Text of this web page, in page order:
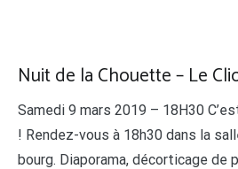
Nuit de la Chouette – Le
Samedi 9 mars 2019 – 18H30
! Rendez-vous à 18h30 dans la
bourg. Diaporama, décorticage de